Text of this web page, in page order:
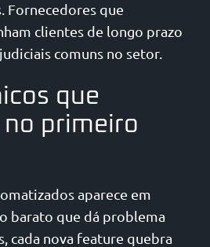
Fornecedores que
clientes de longo prazo
comuns no setor.
que
no primeiro
aparece em
barato que dá problema
cada nova feature quebra